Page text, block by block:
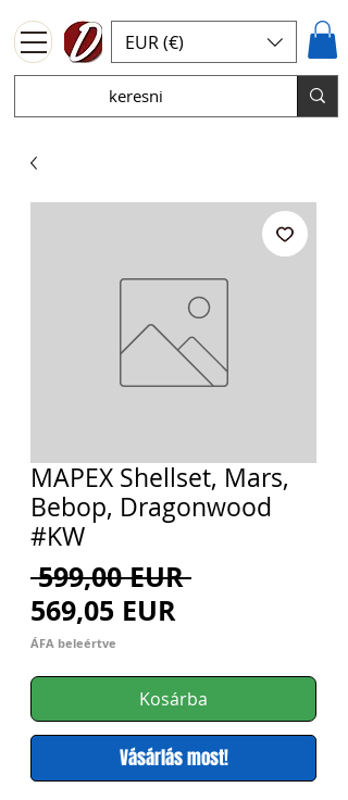
EUR (€)
MAPEX Shellset, Mars,
Bebop, Dragonwood
#KW
599,00 EUR Szokásos
569,05 EUR
ÁFA beleértve
Kosárba
Vásárlás most!